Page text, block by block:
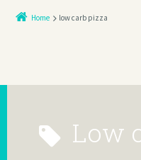
Home low carb pizza
low